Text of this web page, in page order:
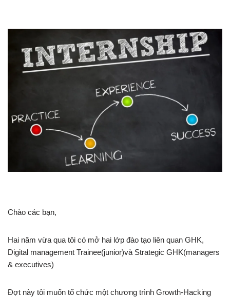
Chào các bạn,
Hai năm vừa qua tôi có mở hai lớp đào tạo liên quan GHK,
Digital management Trainee(junior)và Strategic GHK(managers
& executives)
Đợt này tôi muốn tổ chức một chương trình Growth-Hacking